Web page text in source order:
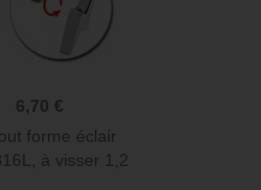
6,70 €
forme éclair
à visser 1,2